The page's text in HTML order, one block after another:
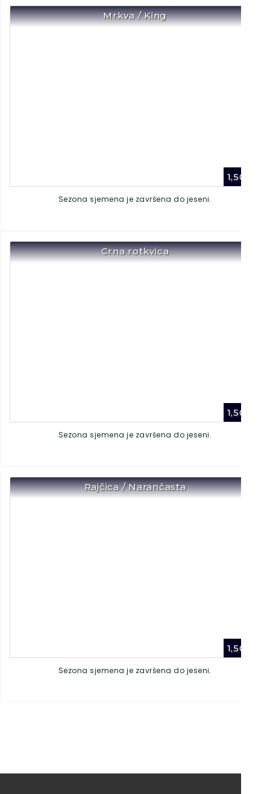
Mrkva / King
1,50
Sezona sjemena je završena do jeseni.
Crna rotkvica
1,50
Sezona sjemena je završena do jeseni.
Rajčica / Narančasta
1,50
Sezona sjemena je završena do jeseni.